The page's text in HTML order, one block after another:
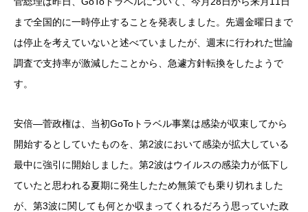
まで全国的に一時停止することを発表しました。先週金曜日まで
は停止を考えていないと述べていましたが、週末に行われた世論
調査で支持率が激減したことから、急遽方針転換をしたようで
す。
安倍―菅政権は、当初GoToトラベル事業は感染が収束してから
開始するとしていたものを、第2波において感染が拡大している
最中に強引に開始しました。第2波はウイルスの感染力が低下し
ていたと思われる夏期に発生したため無策でも乗り切れました
が、第3波に関しても何とか収まってくれるだろう思っていた政